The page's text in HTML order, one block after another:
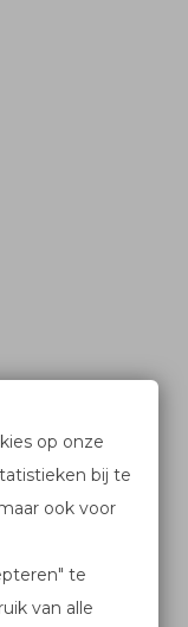
op onze
bij te
ook voor
te
van alle